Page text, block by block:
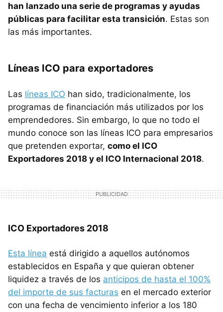
han lanzado una serie de programas y ayudas
públicas para facilitar esta transición. Estas son
las más importantes.
Líneas ICO para exportadores
Las líneas ICO han sido, tradicionalmente, los
programas de financiación más utilizados por los
emprendedores. Sin embargo, lo que no todo el
mundo conoce son las líneas ICO para empresarios
que pretenden exportar, como el ICO
Exportadores 2018 y el ICO Internacional 2018.
ICO Exportadores 2018
Esta línea está dirigido a aquellos autónomos
establecidos en España y que quieran obtener
liquidez a través de los anticipos de hasta el 100%
del importe de sus facturas en el mercado exterior
con una fecha de vencimiento inferior a los 180